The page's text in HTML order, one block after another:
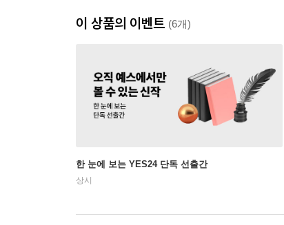
이 상품의 이벤트 (6개)
한 눈에 보는 YES24 단독 선출간
상시